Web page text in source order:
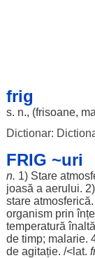
frig
s. n., (frisoane,
Dictionar:
FRIG ~uri
n. 1) Stare
joasă a aerului. 2)
stare atmosferică
organismprin
temperatură înaltă
de timp; malarie.
de agitație. /<lat.